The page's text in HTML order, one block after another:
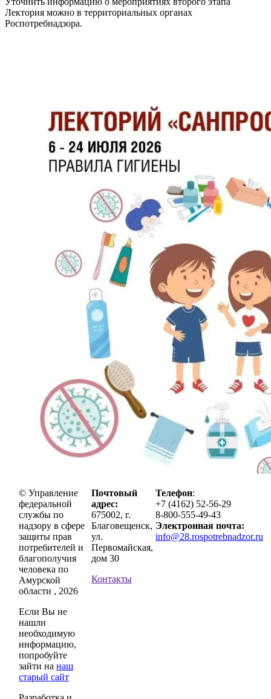
Лектория можно в территориальных органах
Роспотребнадзора.
© Управление
федеральной
службы по
надзору в сфере
защиты прав
потребителей и
благополучия
человека по
Амурской
области , 2026
Если Вы не
нашли
необходимую
информацию,
попробуйте
зайти на наш
старый сайт
Почтовый
адрес:
675002, г.
Благовещенск,
ул.
Первомайская,
дом 30
Контакты
Телефон:
+7 (4162) 52-56-29
8-800-555-49-43
Электронная почта:
info@28.rospotrebnadzor.ru